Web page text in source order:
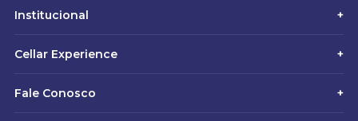
Institucional +
Cellar Experience +
Fale Conosco +